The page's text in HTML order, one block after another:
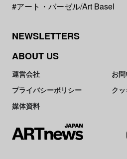
#アート・バーゼル/Art Basel
NEWSLETTERS
ABOUT US
運営会社
お
プライバシーポリシー
ク
媒体資料